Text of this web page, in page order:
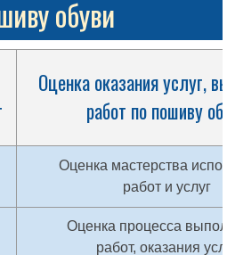
обуви
Оценка оказания услуг,
работ по пошиву
Оценка мастерства
работ и услуг
Оценка процесса
работ, оказания